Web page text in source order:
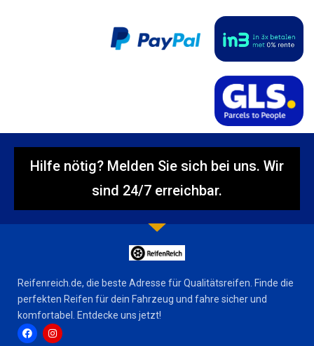
Hilfe nötig? Melden Sie sich bei uns. Wir
sind 24/7 erreichbar.
Reifenreich.de, die beste Adresse für Qualitätsreifen. Finde die
perfekten Reifen für dein Fahrzeug und fahre sicher und
komfortabel. Entdecke uns jetzt!